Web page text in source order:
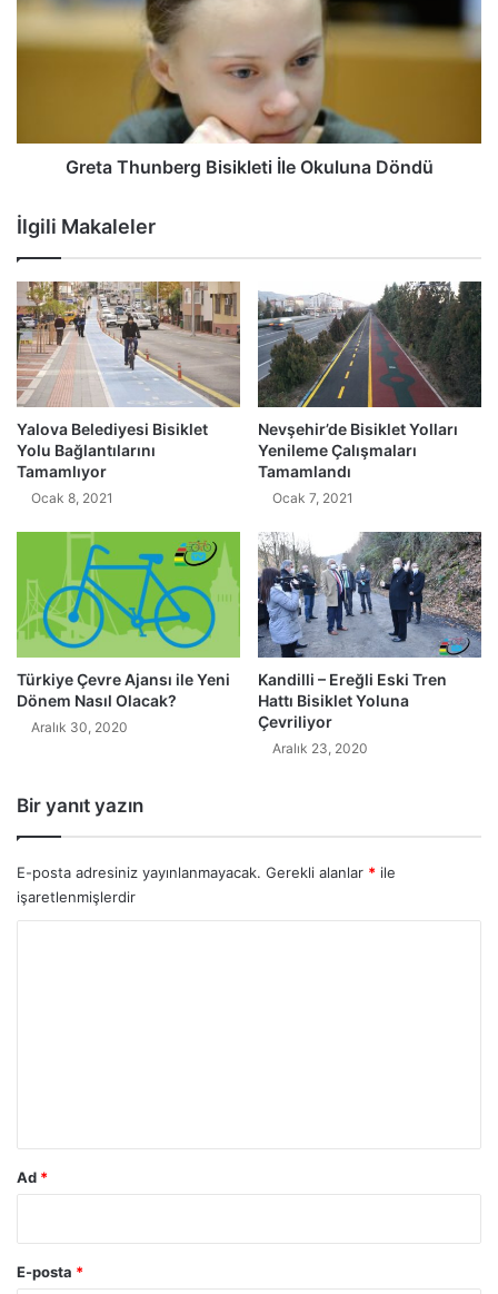
Greta Thunberg Bisikleti İle Okuluna Döndü
İlgili Makaleler
Yalova Belediyesi Bisiklet
Yolu Bağlantılarını
Tamamlıyor
Ocak 8, 2021
Nevşehir’de Bisiklet Yolları
Yenileme Çalışmaları
Tamamlandı
Ocak 7, 2021
Türkiye Çevre Ajansı ile Yeni
Dönem Nasıl Olacak?
Aralık 30, 2020
Kandilli – Ereğli Eski Tren
Hattı Bisiklet Yoluna
Çevriliyor
Aralık 23, 2020
Bir yanıt yazın
E-posta adresiniz yayınlanmayacak. Gerekli alanlar * ile
işaretlenmişlerdir
Ad *
E-posta *